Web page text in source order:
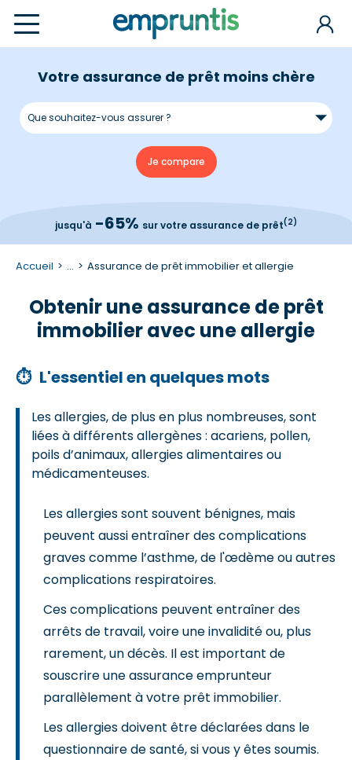
Votre assurance de prêt moins chère
jusqu'à -65% sur votre assurance de prêt(2)
Accueil ... Assurance de prêt immobilier et allergie
Obtenir une assurance de prêt
immobilier avec une allergie
⏱ L'essentiel en quelques mots
Les allergies, de plus en plus nombreuses, sont
liées à différents allergènes : acariens, pollen,
poils d’animaux, allergies alimentaires ou
médicamenteuses.
Les allergies sont souvent bénignes, mais
peuvent aussi entraîner des complications
graves comme l’asthme, de l'œdème ou autres
complications respiratoires.
Ces complications peuvent entraîner des
arrêts de travail, voire une invalidité ou, plus
rarement, un décès. Il est important de
souscrire une assurance emprunteur
parallèlement à votre prêt immobilier.
Les allergies doivent être déclarées dans le
questionnaire de santé, si vous y êtes soumis.